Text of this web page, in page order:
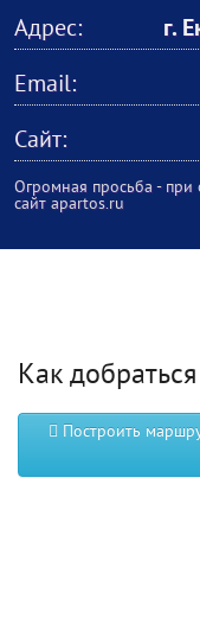
Адрес:
г.
Email:
Сайт:
Огромная просьба - при
сайт apartos.ru
Как
Построить